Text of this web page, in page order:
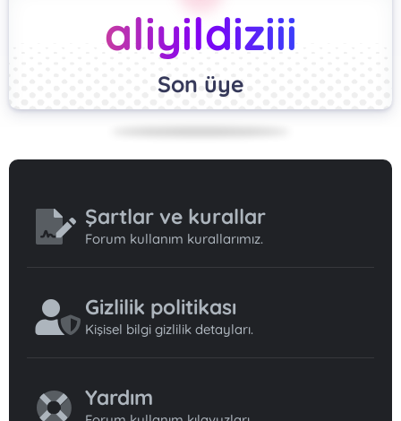
aliyildiziii
Son üye
Şartlar ve kurallar
Forum kullanım kurallarımız.
Gizlilik politikası
Kişisel bilgi gizlilik detayları.
Yardım